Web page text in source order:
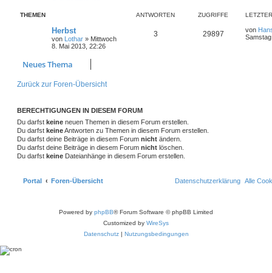
THEMEN ANTWORTEN ZUGRIFFE
Herbst
von Lothar » Mittwoch
8. Mai 2013, 22:26
3 29897 von
Neues Thema
Zurück zur Foren-Übersicht
BERECHTIGUNGEN IN DIESEM FORUM
Du darfst keine neuen Themen in diesem Forum erstellen.
Du darfst keineAntworten zu Themen in diesem Forum erstellen.
Du darfst deine Beiträge in diesem Forum nicht ändern.
Du darfst deine Beiträge in diesem Forum nicht löschen.
Du darfst keine Dateianhänge in diesem Forum erstellen.
Portal Foren-Übersicht Alle
Datenschutzerklärung
Powered by phpBB® Forum Software © phpBB Limited
Customized by WireSys
Datenschutz| Nutzungsbedingungen